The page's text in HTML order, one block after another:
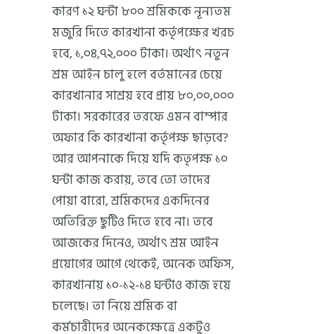
কারণ ১২ ঘন্টা ৮০০ শ্রমিককে নূন্যতম
মজুরি দিতে কারখানা কর্তৃপক্ষের খরচ
হবে, ১,০৪,৭২,০০০ টাকা। অর্থাৎ নতুন
শ্রম আইন চালু হলে বর্তমানের চেয়ে
কারখানার সাশ্রয় হবে প্রায় ৮০,০০,০০০
টাকা। সরকারের তরফে এমন বাম্পার
অফার কি কারখানা কর্তৃপক্ষ ছাড়বে?
আর আপনাকে দিয়ে যদি কতৃপক্ষ ১০
ঘন্টা কাজ করায়, তবে তো তাদের
পোয়া বারো, শ্রমিকদের একদিনের
অতিরিক্ত ছুটিও দিতে হবে না। তবে
আজকের দিনেও, অর্থাৎ শ্রম আইন
প্রয়োগের আগে থেকেই, অনেক অফিস,
কারখানায় ১০-১২-১৪ ঘন্টাও কাজ হয়ে
চলেছে। তা নিয়ে শ্রমিক বা
কর্মচারীদের অনেকক্ষেত্রে একটুও